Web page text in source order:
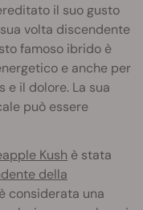
il suo gusto
volta discendente
famoso ibrido è
e anche per
e il dolore. La sua
può essere
Kush è stata
della
considerata una